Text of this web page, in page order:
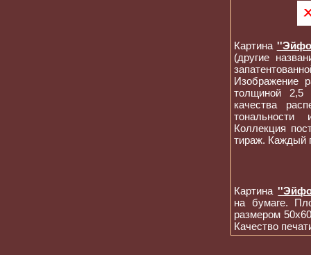
Картина
(другие
Изображение
толщиной 2,5
качества
тональности
Коллекция
тираж. Каждый
Картина
на бумаге.
размером
Качество